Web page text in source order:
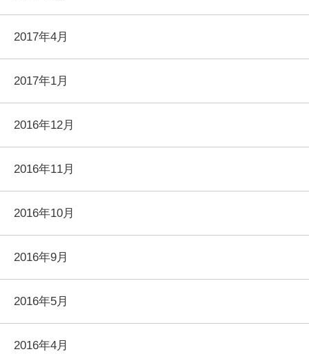
2017年4月
2017年1月
2016年12月
2016年11月
2016年10月
2016年9月
2016年5月
2016年4月